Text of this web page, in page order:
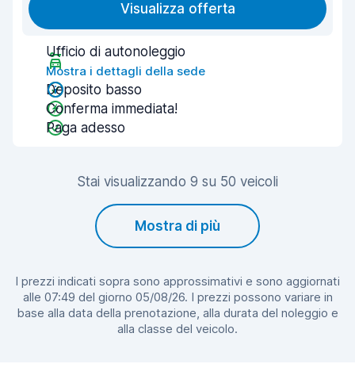
Visualizza offerta
Ufficio di autonoleggio
Mostra i dettagli della sede
Deposito basso
Conferma immediata!
Paga adesso
Stai visualizzando 9 su 50 veicoli
Mostra di più
I prezzi indicati sopra sono approssimativi e sono aggiornati
alle 07:49 del giorno 05/08/26. I prezzi possono variare in
base alla data della prenotazione, alla durata del noleggio e
alla classe del veicolo.